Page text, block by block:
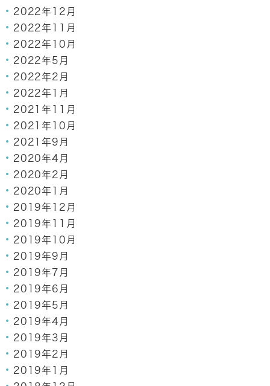
2022年12月
2022年11月
2022年10月
2022年5月
2022年2月
2022年1月
2021年11月
2021年10月
2021年9月
2020年4月
2020年2月
2020年1月
2019年12月
2019年11月
2019年10月
2019年9月
2019年7月
2019年6月
2019年5月
2019年4月
2019年3月
2019年2月
2019年1月